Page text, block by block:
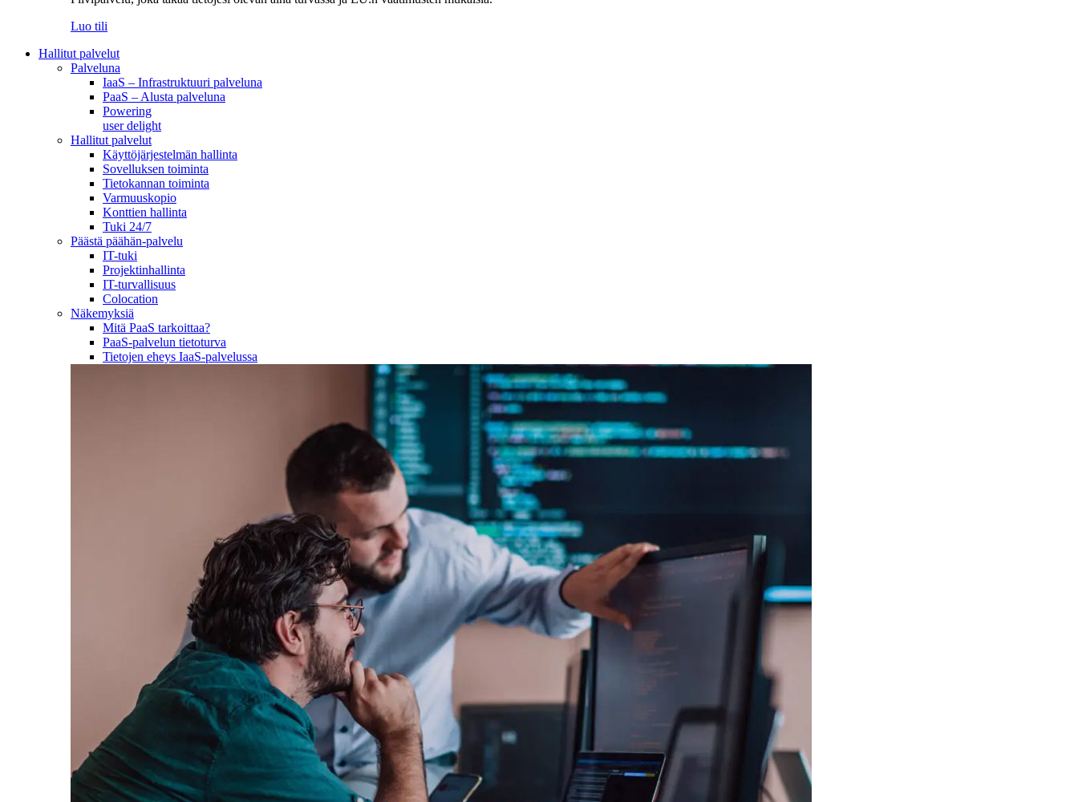
Luo tili
Hallitut palvelut
Palveluna
IaaS – Infrastruktuuri palveluna
PaaS – Alusta palveluna
Powering
user delight
Hallitut palvelut
Käyttöjärjestelmän hallinta
Sovelluksen toiminta
Tietokannan toiminta
Varmuuskopio
Konttien hallinta
Tuki 24/7
Päästä päähän-palvelu
IT-tuki
Projektinhallinta
IT-turvallisuus
Colocation
Näkemyksiä
Mitä PaaS tarkoittaa?
PaaS-palvelun tietoturva
Tietojen eheys IaaS-palvelussa